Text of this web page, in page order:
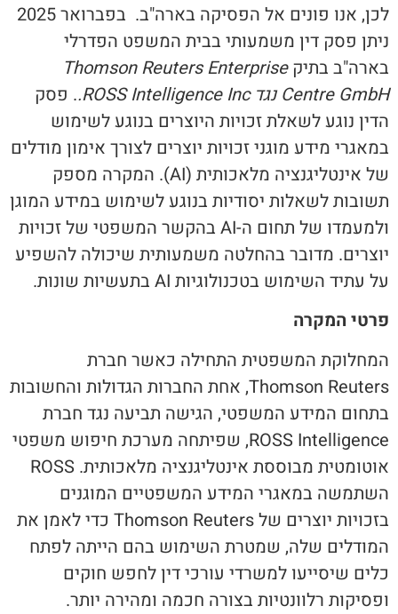
לכן, אנו פונים אל הפסיקה בארה"ב. בפברואר 2025
ניתן פסק דין משמעותי בבית המשפט הפדרלי
בארה"ב בתיקThomson Reuters Enterprise
Centre GmbH נגד ROSS Intelligence Inc.
. פסק
הדין נוגע לשאלת זכויות היוצרים בנוגע לשימוש
במאגרי מידע מוגני זכויות יוצרים לצורך אימון מודלים
של אינטליגנציה מלאכותית (AI). המקרה מספק
תשובות לשאלות יסודיות בנוגע לשימוש במידע המוגן
ולמעמדו של תחום ה-AI בהקשר המשפטי של זכויות
יוצרים. מדובר בהחלטה משמעותית שיכולה להשפיע
על עתיד השימוש בטכנולוגיות AI בתעשיות שונות.
פרטי המקרה
המחלוקת המשפטית התחילה כאשר חברת
Thomson Reuters, אחת החברות הגדולות והחשובות
בתחום המידע המשפטי, הגישה תביעה נגד חברת
ROSS Intelligence, שפיתחה מערכת חיפוש משפטי
אוטומטית מבוססת אינטליגנציה מלאכותית. ROSS
השתמשה במאגרי המידע המשפטיים המוגנים
בזכויות יוצרים של Thomson Reuters כדי לאמן את
המודלים שלה, שמטרת השימוש בהם הייתה לפתח
כלים שיסייעו למשרדי עורכי דין לחפש חוקים
ופסיקות רלוונטיות בצורה חכמה ומהירה יותר.